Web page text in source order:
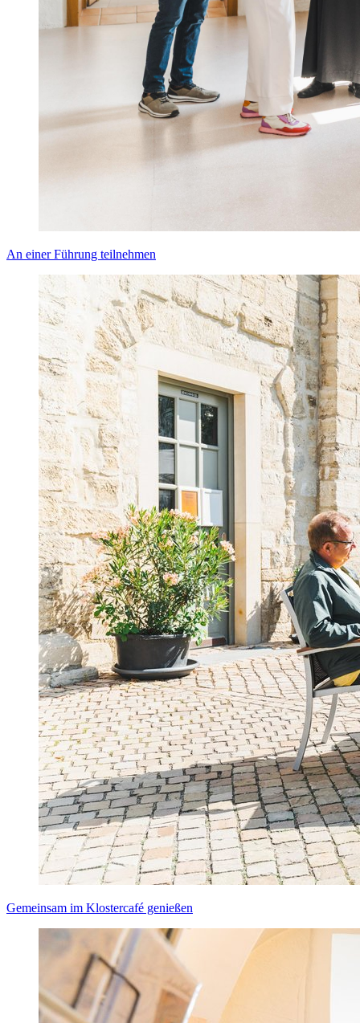
An einer Führung teilnehmen
Gemeinsam im Klostercafé genießen